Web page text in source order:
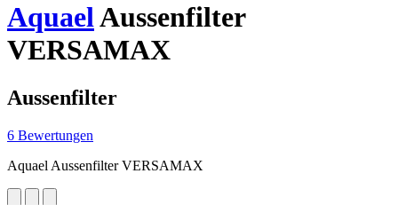
AquaelAussenfilter
VERSAMAX
Aussenfilter
6 Bewertungen
Aquael Aussenfilter VERSAMAX